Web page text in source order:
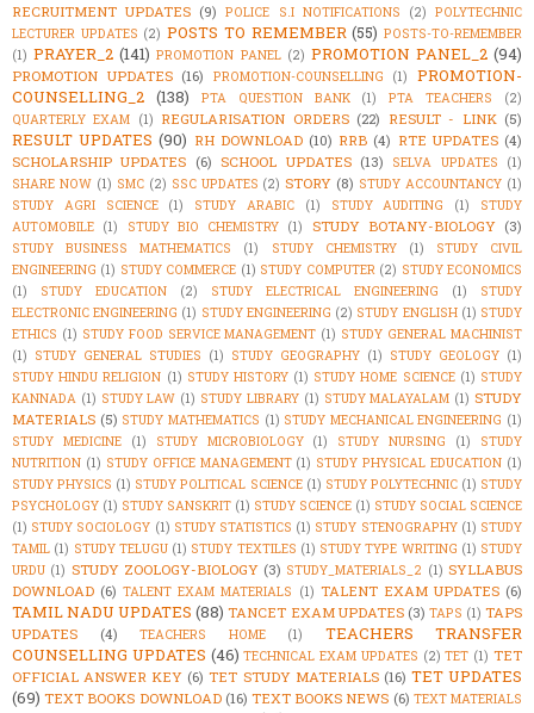
RECRUITMENT UPDATES (9) POLICE S.I NOTIFICATIONS (2) POLYTECHNIC
LECTURER UPDATES (2) POSTS TO REMEMBER (55) POSTS-TO-REMEMBER
(1) PRAYER_2 (141) PROMOTION PANEL (2) PROMOTION PANEL_2 (94)
PROMOTION UPDATES (16) PROMOTION-COUNSELLING (1)
PROMOTION-
COUNSELLING_2 (138) PTA QUESTION BANK (1) PTA TEACHERS
(2)
QUARTERLY EXAM (1) REGULARISATION ORDERS (22) RESULT - LINK (5)
RESULT UPDATES (90) RH DOWNLOAD (10) RRB (4) RTE UPDATES (4)
SCHOLARSHIP UPDATES (6) SCHOOL UPDATES (13) SELVA UPDATES
(1)
SHARE NOW (1) SMC (2) SSC UPDATES (2) STORY (8) STUDY ACCOUNTANCY (1)
STUDY AGRI SCIENCE
(1) STUDY ARABIC (1) STUDY AUDITING (1)
STUDY
AUTOMOBILE (1) STUDY BIO CHEMISTRY (1) STUDY BOTANY-BIOLOGY (3)
STUDY BUSINESS MATHEMATICS (1) STUDY CHEMISTRY (1)
STUDY CIVIL
ENGINEERING (1) STUDY COMMERCE (1) STUDY COMPUTER (2) STUDY ECONOMICS
(1)
STUDY EDUCATION (2) STUDY ELECTRICAL ENGINEERING (1)
STUDY
ELECTRONIC ENGINEERING (1) STUDY ENGINEERING (2) STUDY ENGLISH (1) STUDY
ETHICS (1) STUDY FOOD SERVICE MANAGEMENT (1) STUDY GENERAL MACHINIST
(1) STUDY GENERAL STUDIES (1) STUDY GEOGRAPHY (1) STUDY GEOLOGY (1)
STUDY HINDU RELIGION (1) STUDY HISTORY (1) STUDY HOME SCIENCE (1) STUDY
KANNADA (1) STUDY LAW (1) STUDY LIBRARY (1) STUDY MALAYALAM (1) STUDY
MATERIALS (5) STUDY MATHEMATICS (1) STUDY MECHANICAL ENGINEERING (1)
STUDY MEDICINE
(1) STUDY MICROBIOLOGY (1) STUDY NURSING (1)
STUDY
NUTRITION (1) STUDY OFFICE MANAGEMENT (1) STUDY PHYSICAL EDUCATION (1)
STUDY PHYSICS (1) STUDY POLITICAL SCIENCE (1) STUDY POLYTECHNIC (1) STUDY
PSYCHOLOGY (1) STUDY SANSKRIT (1) STUDY SCIENCE (1) STUDY SOCIAL SCIENCE
(1) STUDY SOCIOLOGY (1) STUDY STATISTICS (1) STUDY STENOGRAPHY (1) STUDY
TAMIL (1) STUDY TELUGU (1) STUDY TEXTILES (1) STUDY TYPE WRITING (1) STUDY
URDU (1) STUDY ZOOLOGY-BIOLOGY (3) STUDY_MATERIALS_2 (1) SYLLABUS
DOWNLOAD (6) TALENT EXAM MATERIALS (1) TALENT EXAM UPDATES (6)
TAMIL NADU UPDATES (88) TANCET EXAM UPDATES (3) TAPS (1) TAPS
UPDATES
(4) TEACHERS HOME (1)
TEACHERS TRANSFER
COUNSELLING UPDATES (46) TECHNICAL EXAM UPDATES (2) TET (1) TET
OFFICIAL ANSWER KEY (6) TET STUDY MATERIALS (16) TET UPDATES
(69) TEXT BOOKS DOWNLOAD (16) TEXT BOOKS NEWS (6) TEXT MATERIALS